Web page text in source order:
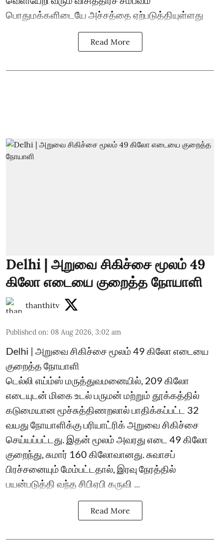
பொதுமக்களிடையே அச்சத்தை ஏற்படுத்தியுள்ளது
Read More
Delhi | அறுவை சிகிச்சை மூலம் 49
கிலோ எடையை குறைத்த நோயாளி
thanthitv
Published on: 08 Aug 2026, 3:02 am
Delhi | அறுவை சிகிச்சை மூலம் 49 கிலோ எடையை
குறைத்த நோயாளி
டெல்லி எய்ம்ஸ் மருத்துவமனையில், 209 கிலோ
எடையுடன் மிகை உடல் பருமன் மற்றும் தூக்கத்தில்
கடுமையான மூச்சுத்திணறலால் பாதிக்கப்பட்ட 32
வயது நோயாளிக்கு பரியாட்ரிக் அறுவை சிகிச்சை
செய்யப்பட்டது. இதன் மூலம் அவரது எடை 49 கிலோ
குறைந்து, சுமார் 160 கிலோவானது. சுவாசப்
பிரச்சனையும் மேம்பட்டதால், இரவு நேரத்தில்
பயன்படுத்தி வந்த சிபிஏபி கருவி ...
Read More